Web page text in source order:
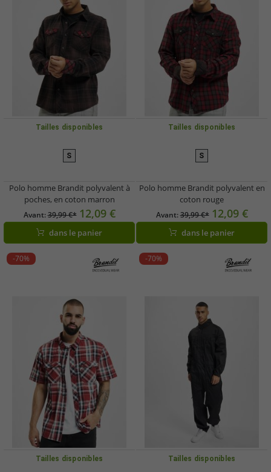
Tailles disponibles
S
Polo homme Brandit polyvalent à
poches, en coton marron
Avant:39,99 €* 12,09 €
dans le panier
Tailles disponibles
S
Polo homme Brandit polyvalent en
coton rouge
Avant:39,99 €* 12,09 €
dans le panier
-70%
Tailles disponibles
-70%
Tailles disponibles